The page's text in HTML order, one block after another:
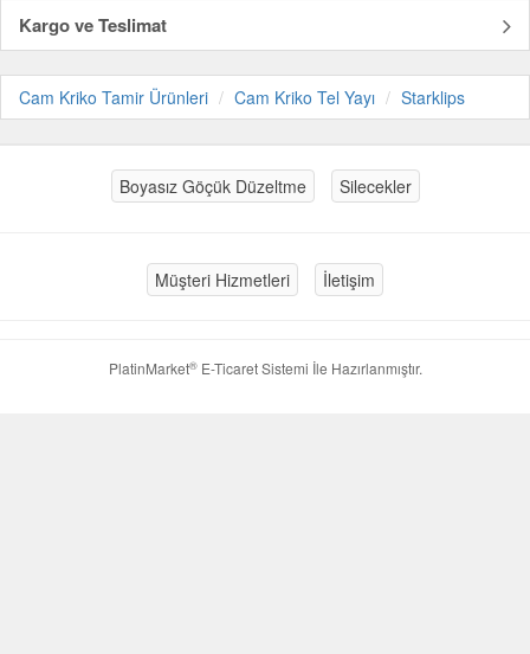
Kargo ve Teslimat
Cam Kriko Tamir Ürünleri Cam Kriko Tel Yayı Starklips
Boyasız Göçük Düzeltme Silecekler
Müşteri Hizmetleri İletişim
PlatinMarket®E-Ticaret Sistemi İle Hazırlanmıştır.